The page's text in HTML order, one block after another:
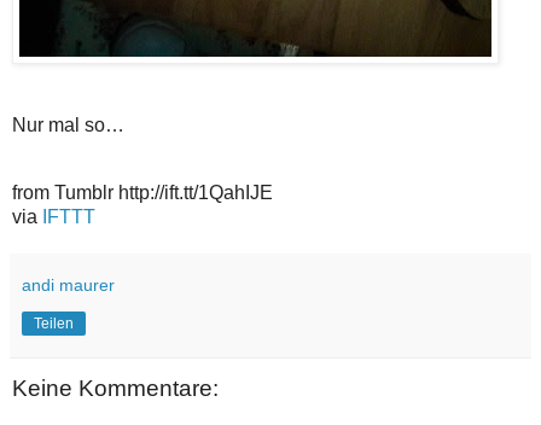
Nur mal so…
from Tumblr http://ift.tt/1QahIJE
via
IFTTT
andi maurer
Teilen
Keine Kommentare: